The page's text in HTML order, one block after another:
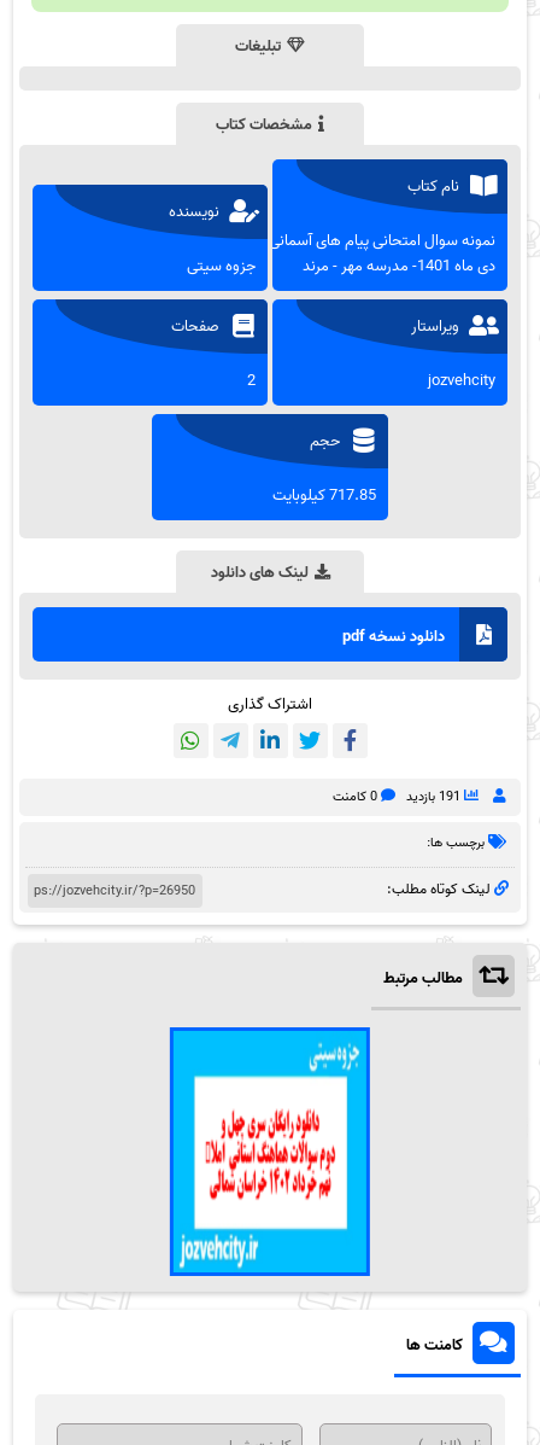
تبلیغات
مشخصات کتاب
نام کتاب
نمونه سوال امتحانی پیام های آسمانی-
دی ماه 1401- مدرسه مهر - مرند
نویسنده
جزوه سیتی
ویراستار
jozvehcity
صفحات
2
حجم
717.85 کیلوبایت
لینک های دانلود
دانلود نسخه pdf
اشتراک گذاری
191 بازدید 0 کامنت
برچسب ها:
لینک کوتاه مطلب:
مطالب مرتبط
کامنت ها